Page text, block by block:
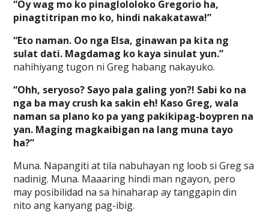
“Oy wag mo ko pinaglololoko Gregorio ha,
pinagtitripan mo ko, hindi nakakatawa!”
“Eto naman. Oo nga Elsa, ginawan pa kita ng
sulat dati. Magdamag ko kaya sinulat yun.”
nahihiyang tugon ni Greg habang nakayuko.
“Ohh, seryoso? Sayo pala galing yon?! Sabi ko na
nga ba may crush ka sakin eh! Kaso Greg, wala
naman sa plano ko pa yang pakikipag-boypren na
yan. Maging magkaibigan na lang muna tayo
ha?”
Muna. Napangiti at tila nabuhayan ng loob si Greg sa
nadinig. Muna. Maaaring hindi man ngayon, pero
may posibilidad na sa hinaharap ay tanggapin din
nito ang kanyang pag-ibig.